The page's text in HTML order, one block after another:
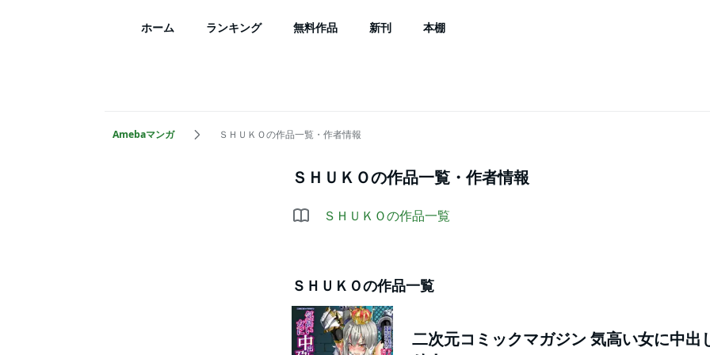
ホーム ランキング 無料作品 新刊 本棚
Amebaマンガ ＳＨＵＫＯの作品一覧・作者情報
ＳＨＵＫＯの作品一覧・作者情報
ＳＨＵＫＯの作品一覧
ＳＨＵＫＯの作品一覧
二次元コミックマガジン 気高い女に中出